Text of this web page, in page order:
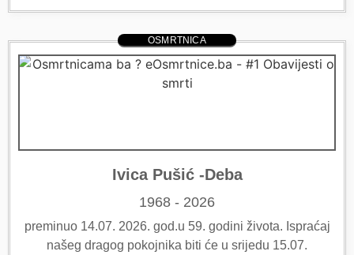
OSMRTNICA
Ivica Pušić -Deba
1968 - 2026
preminuo 14.07. 2026. god.u 59. godini života. Ispraćaj
našeg dragog pokojnika biti će u srijedu 15.07.